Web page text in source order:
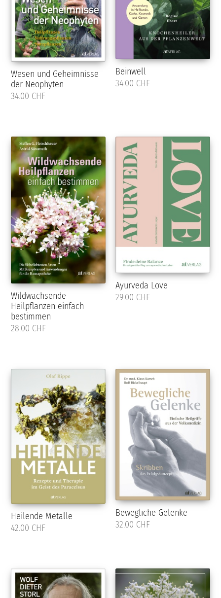
Wesen und Geheimnisse
der Neophyten
34.00 CHF
Beinwell
34.00 CHF
Wildwachsende
Heilpflanzen einfach
bestimmen
28.00 CHF
Ayurveda Love
29.00 CHF
Heilende Metalle
42.00 CHF
Bewegliche Gelenke
32.00 CHF